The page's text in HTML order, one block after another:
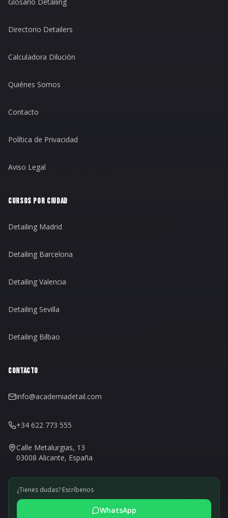
Directorio Detailers
Calculadora Dilución
Quiénes Somos
Contacto
Política de Privacidad
Aviso Legal
CURSOS POR CIUDAD
Detailing Madrid
Detailing Barcelona
Detailing Valencia
Detailing Sevilla
Detailing Bilbao
CONTACTO
info@academiadetail.com
+34 622 773 555
Calle Metalurgias, 13
03008 Alicante, España
¿Tienes dudas? Escríbenos
WhatsApp